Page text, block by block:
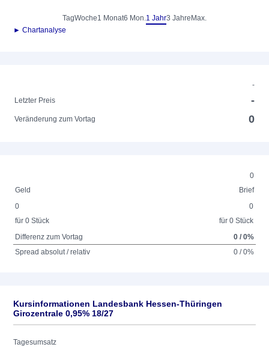
TagWoche1 Monat6 Mon.1 Jahr3 Jahre Max.
► Chartanalyse
-
Letzter Preis
-
Veränderung zum Vortag 0
0
Geld
Brief
0
für 0 Stück
0
für 0 Stück
Differenz zum Vortag
0 / 0%
Spread absolut / relativ
0 / 0%
Kursinformationen Landesbank Hessen-Thüringen
Girozentrale 0,95% 18/27
Tagesumsatz